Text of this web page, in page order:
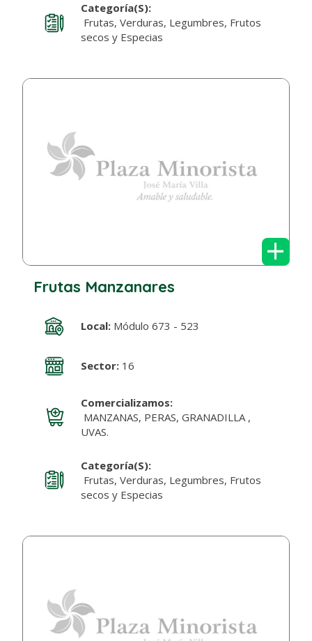
Categoría(s):
Frutas, Verduras, Legumbres, Frutos
secos y Especias
+
Frutas Manzanares
Local:Módulo 673 - 523
Sector:16
Comercializamos:
MANZANAS, PERAS, GRANADILLA ,
UVAS.
Categoría(s):
Frutas, Verduras, Legumbres, Frutos
secos y Especias